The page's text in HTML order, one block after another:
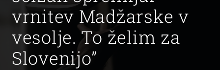
vrnitev Madžarske v
vesolje. To želim za
Slovenijo”